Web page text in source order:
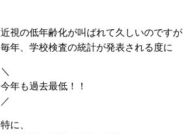
近視の低年齢化が叫ばれて久しいのですが
毎年、学校検査の統計が発表される度に
＼
今年も過去最低！！
／
特に、